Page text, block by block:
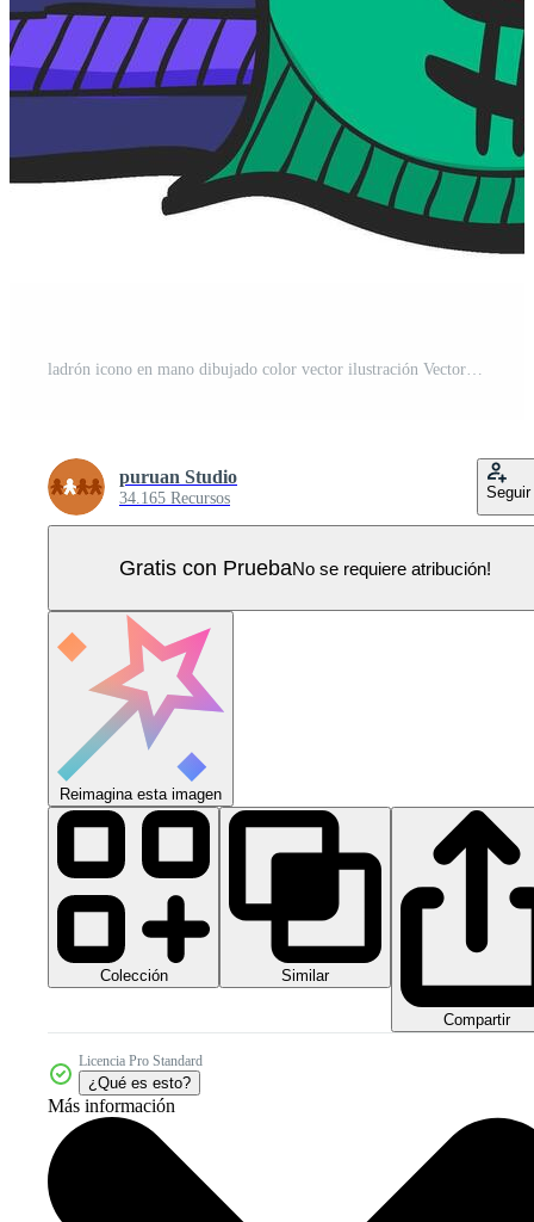
ladrón icono en mano dibujado color vector ilustración Vector Pro
puruan Studio
34.165 Recursos Seguir
Gratis con PruebaNo se requiere atribución!
Reimagina esta imagen
Colección Similar
Compartir
Licencia Pro Standard
¿Qué es esto?
Más información